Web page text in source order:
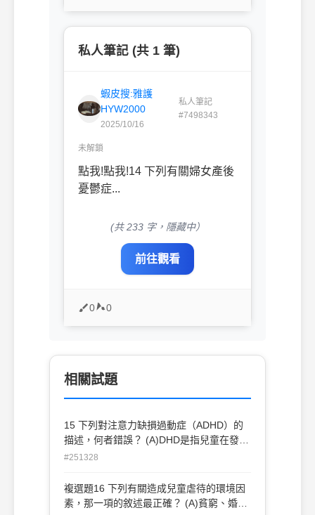
私人筆記 (共 1 筆)
蝦皮搜:雅護
HYW2000
2025/10/16
私人筆記
#7498343
未解鎖
點我!點我!14 下列有關婦女產後
憂鬱症...
(共 233 字，隱藏中）
前往觀看
0 0
相關試題
15 下列對注意力缺損過動症（ADHD）的
描述，何者錯誤？ (A)DHD是指兒童在發展
過程中的注意力缺損，進入青少年期症狀就
需扮演仲介者角色，協助連結資源
(C)ADHD兒童的治療方法有遊戲治療、家
#251328
複選題16 下列有關造成兒童虐待的環境因
素，那一項的敘述最正確？ (A)貧窮、婚姻